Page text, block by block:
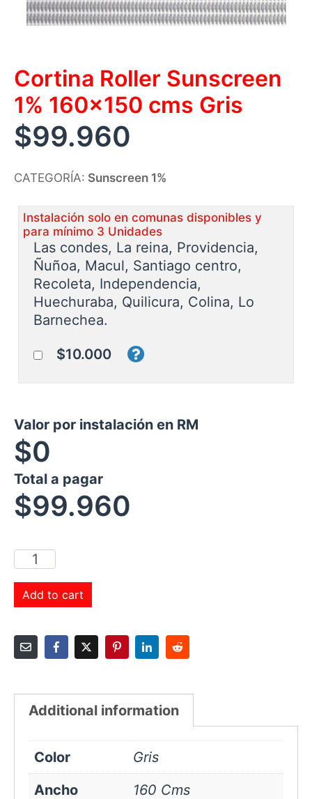
Cortina Roller Sunscreen
1% 160×150 cms Gris
$99.960
CATEGORÍA: Sunscreen 1%
Instalación solo en comunas disponibles y
para mínimo 3 Unidades
Las condes, La reina, Providencia,
Ñuñoa, Macul, Santiago centro,
Recoleta, Independencia,
Huechuraba, Quilicura, Colina, Lo
Barnechea.
$10.000
Valor por instalación en RM
$0
Total a pagar
$99.960
Add to cart
Additional information
Color
Gris
Ancho
160 Cms